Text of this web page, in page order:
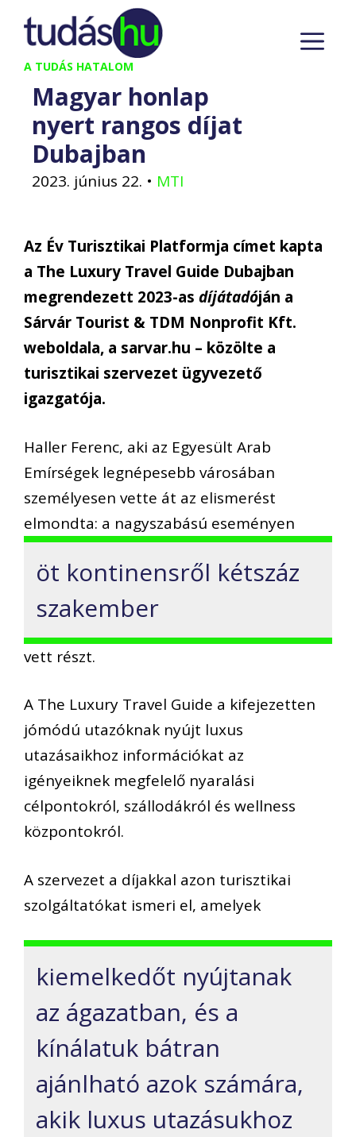
Kilépés
tartalomba
A TUDÁS HATALOM
Magyar honlap
nyert rangos díjat
Dubajban
2023. június 22. • MTI
Az Év Turisztikai Platformja címet kapta
a The Luxury Travel Guide Dubajban
megrendezett 2023-as díjátadóján a
Sárvár Tourist & TDM Nonprofit Kft.
weboldala, a sarvar.hu – közölte a
turisztikai szervezet ügyvezető
igazgatója.
Haller Ferenc, aki az Egyesült Arab
Emírségek legnépesebb városában
személyesen vette át az elismerést
elmondta: a nagyszabású eseményen
öt kontinensről kétszáz
szakember
vett részt.
A The Luxury Travel Guide a kifejezetten
jómódú utazóknak nyújt luxus
utazásaikhoz információkat az
igényeiknek megfelelő nyaralási
célpontokról, szállodákról és wellness
központokról.
A szervezet a díjakkal azon turisztikai
szolgáltatókat ismeri el, amelyek
kiemelkedőt nyújtanak
az ágazatban, és a
kínálatuk bátran
ajánlható azok számára,
akik luxus utazásukhoz